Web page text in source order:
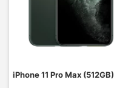
iPhone 11 Pro Max (512GB)